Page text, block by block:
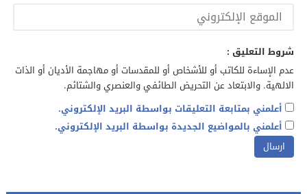
شروط التعليق :
عدم الإساءة للكاتب أو للأشخاص أو للمقدسات أو مهاجمة الأديان أو الذات
الالهية. والابتعاد عن التحريض الطائفي والعنصري والشتائم.
أعلمني بمتابعة التعليقات بواسطة البريد الإلكتروني.
أعلمني بالمواضيع الجديدة بواسطة البريد الإلكتروني.